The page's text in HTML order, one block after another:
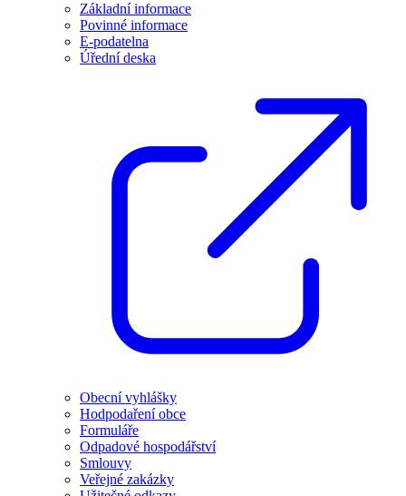
Základní informace
Povinné informace
E-podatelna
Úřední deska
Obecní vyhlášky
Hodpodaření obce
Formuláře
Odpadové hospodářství
Smlouvy
Veřejné zakázky